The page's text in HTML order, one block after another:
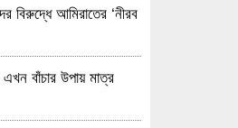
বিরুদ্ধে আমিরাতের ‘নীরব
বাঁচার উপায় মাত্র